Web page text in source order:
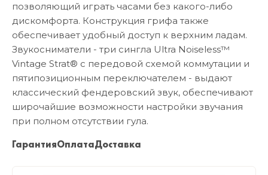
позволяющий играть часами без какого-либо
дискомфорта. Конструкция грифа также
обеспечивает удобный доступ к верхним ладам.
Звукосниматели - три сингла Ultra Noiseless™
Vintage Strat® с передовой схемой коммутации и
пятипозиционным переключателем - выдают
классический фендеровский звук, обеспечивают
широчайшие возможности настройки звучания
при полном отсутствии гула.
ГарантияОплатаДоставка